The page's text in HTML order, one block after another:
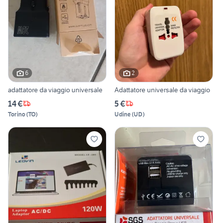
6
adattatore da viaggio universale
14 €
Torino(TO)
2
Adattatore universale da viaggio
5 €
Udine(UD)